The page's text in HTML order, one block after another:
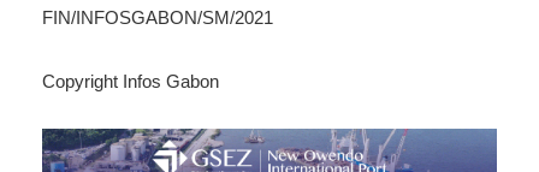
FIN/INFOSGABON/SM/2021
Copyright Infos Gabon